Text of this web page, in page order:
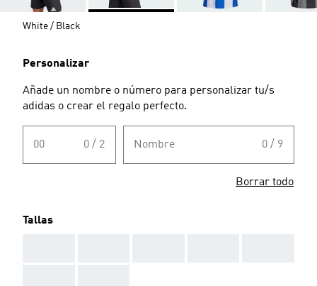
White / Black
Personalizar
Añade un nombre o número para personalizar tu/s
adidas o crear el regalo perfecto.
00 0 / 2 Nombre 0 / 9
Borrar todo
Tallas